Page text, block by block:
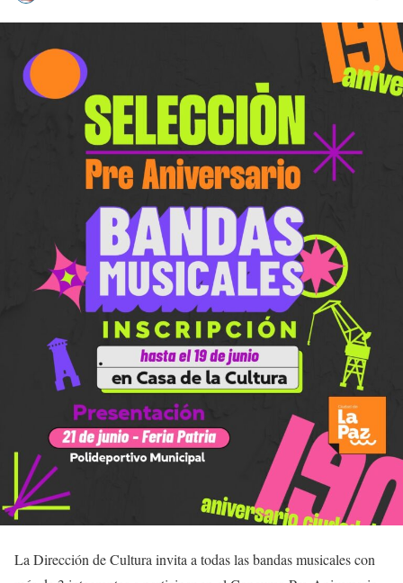
La Dirección de Cultura invita a todas las bandas musicales con